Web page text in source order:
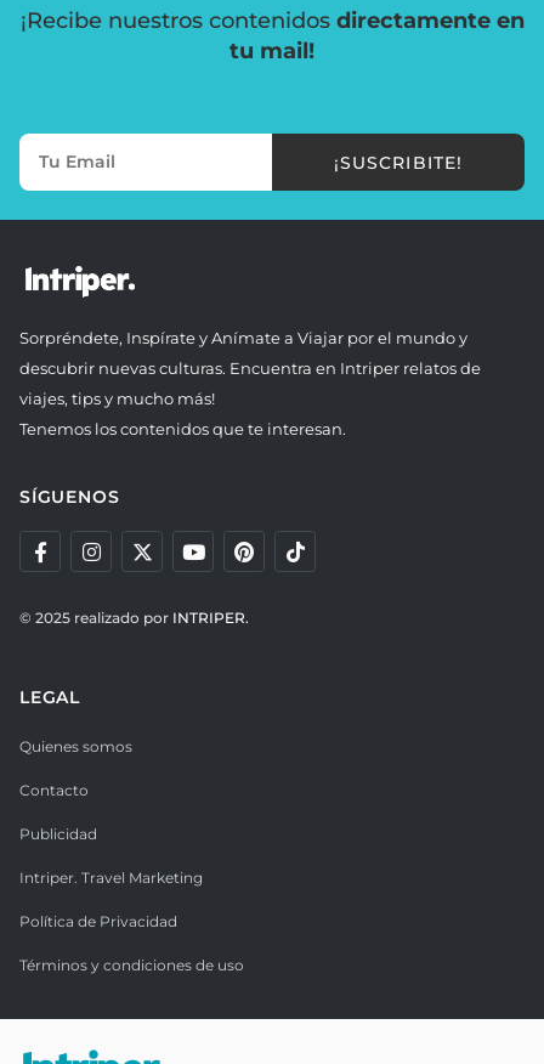
¡Recibe nuestros contenidos directamente en
tu mail!
¡SUSCRIBITE!
Sorpréndete, Inspírate y Anímate a Viajar por el mundo y
descubrir nuevas culturas. Encuentra en Intriper relatos de
viajes, tips y mucho más!
Tenemos los contenidos que te interesan.
SÍGUENOS
© 2025 realizado por INTRIPER.
LEGAL
Quienes somos
Contacto
Publicidad
Intriper. Travel Marketing
Política de Privacidad
Términos y condiciones de uso